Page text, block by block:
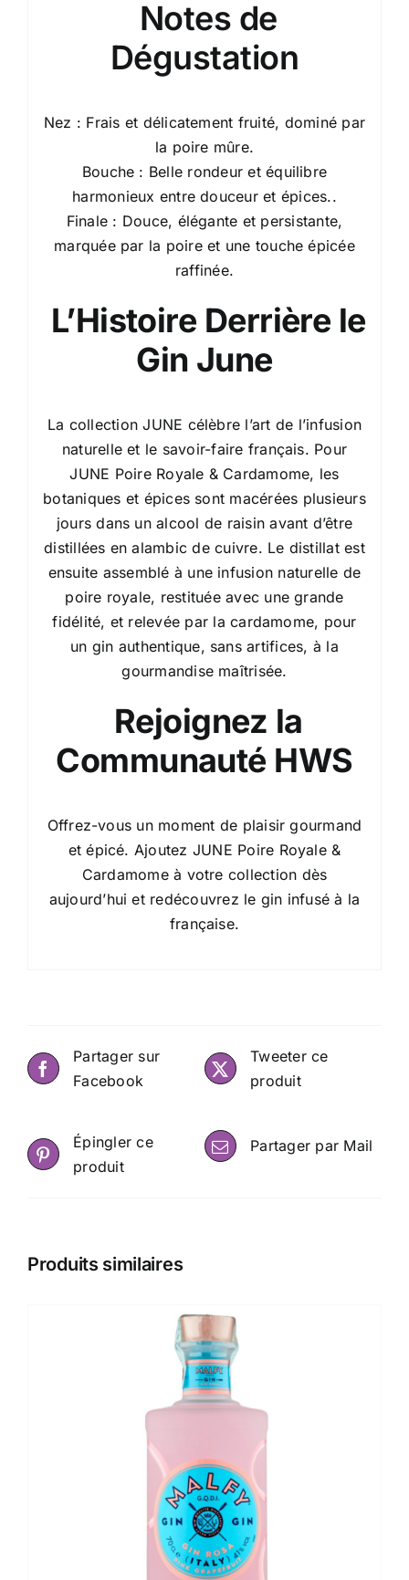
Notes de
Dégustation
Nez : Frais et délicatement fruité, dominé par
la poire mûre.
Bouche : Belle rondeur et équilibre
harmonieux entre douceur et épices..
Finale : Douce, élégante et persistante,
marquée par la poire et une touche épicée
raffinée.
L’Histoire Derrière le
Gin June
La collection JUNE célèbre l’art de l’infusion
naturelle et le savoir-faire français. Pour
JUNE Poire Royale & Cardamome, les
botaniques et épices sont macérées plusieurs
jours dans un alcool de raisin avant d’être
distillées en alambic de cuivre. Le distillat est
ensuite assemblé à une infusion naturelle de
poire royale, restituée avec une grande
fidélité, et relevée par la cardamome, pour
un gin authentique, sans artifices, à la
gourmandise maîtrisée.
Rejoignez la
Communauté HWS
Offrez-vous un moment de plaisir gourmand
et épicé. Ajoutez JUNE Poire Royale &
Cardamome à votre collection dès
aujourd’hui et redécouvrez le gin infusé à la
française.
Partager sur
Facebook
Tweeter ce
produit
Épingler ce
produit
Partager par Mail
Produits similaires